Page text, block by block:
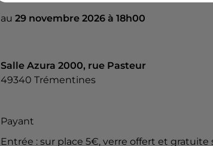
au29 novembre 2026 à 18h00
Salle Azura 2000, rue Pasteur
49340 Trémentines
Payant
Entrée : sur place 5€, verre offert et gratuite